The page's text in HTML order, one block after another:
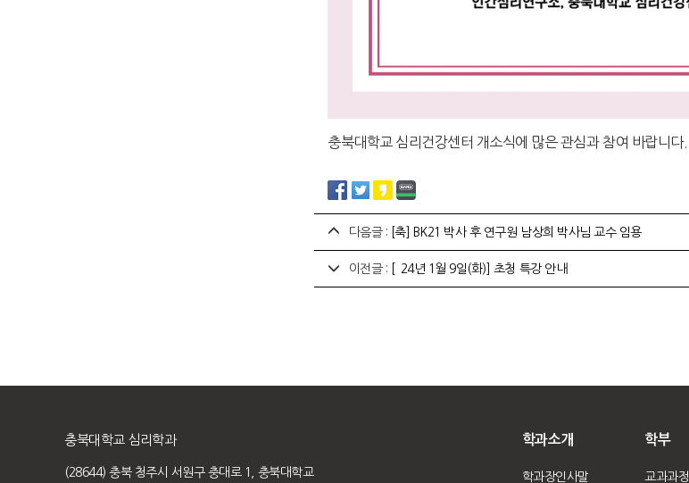
충북대학교 심리건강센터 개소식에 많은 관심과 참여 바랍니다.
다음글 : [축] BK21 박사 후 연구원 남상희 박사님 교수 임용
이전글 : [`24년 1월 9일(화)] 초청 특강 안내
충북대학교 심리학과
(28644) 충북 청주시 서원구 충대로 1, 충북대학교
학과소개
학과장인사말
학부
교과과정